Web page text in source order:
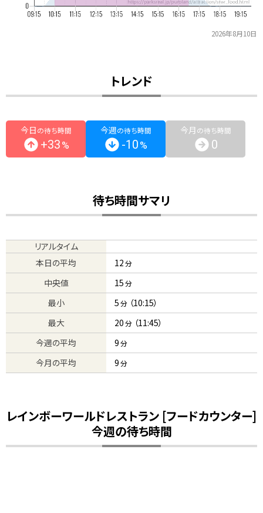
2026年8月10日
トレンド
今日の待ち時間
+33 %
今週の待ち時間
-10 %
今月の待ち時間
0
待ち時間サマリ
リアルタイム
本日の平均
12分
中央値 15分
最小 5分 （10:15）
最大
20分 （11:45）
今週の平均
9分
今月の平均 9分
レインボーワールドレストラン [フードカウンター]
今週の待ち時間